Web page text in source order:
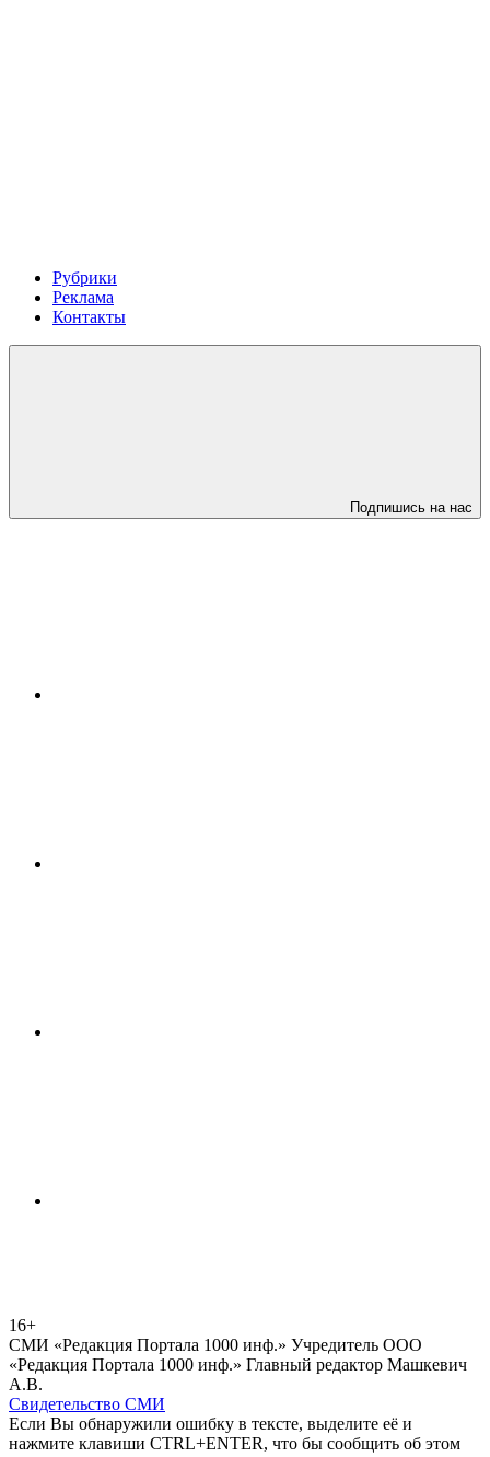
Рубрики
Реклама
Контакты
Подпишись на нас
16+
СМИ «Редакция Портала 1000 инф.» Учредитель ООО
«Редакция Портала 1000 инф.» Главный редактор Машкевич
А.В.
Свидетельство СМИ
Если Вы обнаружили ошибку в тексте, выделите её и
нажмите клавиши CTRL+ENTER, что бы сообщить об этом